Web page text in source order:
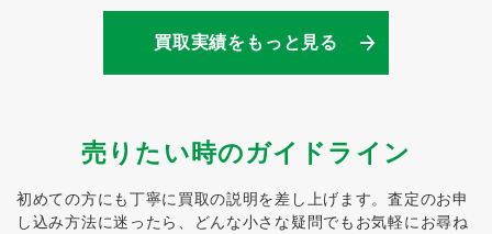
買取実績をもっと見る
売りたい時のガイドライン
初めての方にも丁寧に買取の説明を差し上げます。査定のお申
し込み方法に迷ったら、どんな小さな疑問でもお気軽にお尋ね